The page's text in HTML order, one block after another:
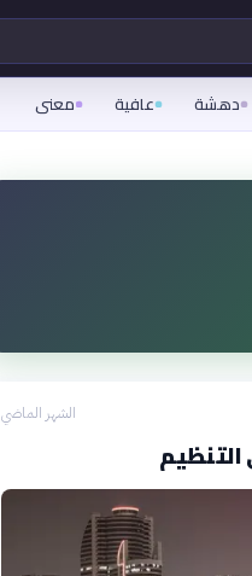
دهشة عافية معنى
الشهر الماضي
التنظيم